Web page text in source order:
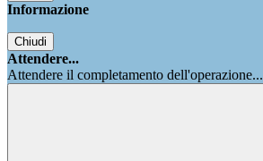
Informazione
Chiudi
Attendere...
Attendere il completamento dell'operazione...